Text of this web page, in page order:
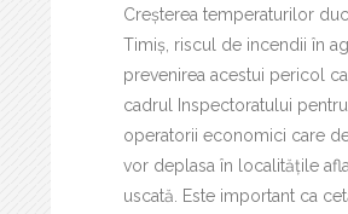
Creșterea temperaturilor
Timiș, riscul de incendii în
prevenirea acestui pericol
cadrul Inspectoratului
operatorii economici care
vor deplasa în localitățile
uscată. Este important ca